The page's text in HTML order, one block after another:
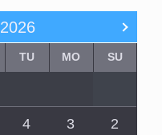
2026
SU
MO
TU
2
3
4